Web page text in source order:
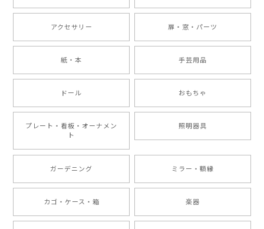
アクセサリー 扉・窓・パーツ
紙・本 手芸用品
ドール おもちゃ
プレート・看板・オーナメン
ト
照明器具
ガーデニング ミラー・額縁
カゴ・ケース・箱 楽器